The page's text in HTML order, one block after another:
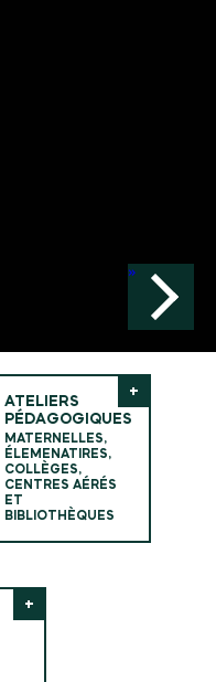
»
ATELIERS
PÉDAGOGIQUES
MATERNELLES,
ÉLEMENATIRES,
COLLÈGES,
CENTRES AÉRÉS
ET
BIBLIOTHÈQUES